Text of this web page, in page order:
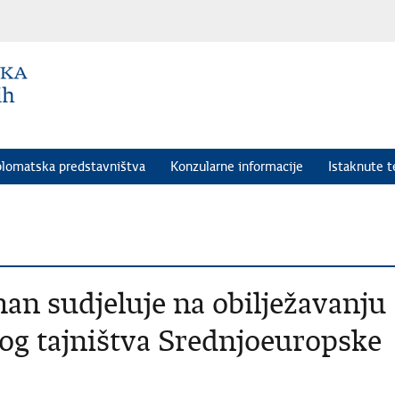
predstavništva Konzularne informacije Istaknute
sudjeluje na obilježavanju
tajništva Srednjoeuropske